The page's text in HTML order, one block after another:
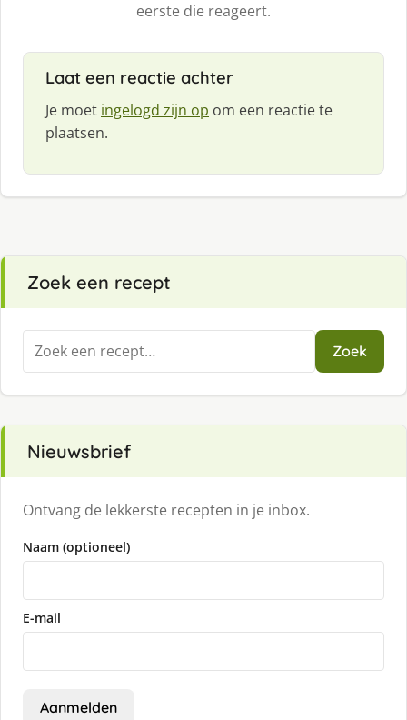
eerste die reageert.
Laat een reactie achter
Je moet ingelogd zijn op om een reactie te
plaatsen.
Zoek een recept
Zoeken
naar:
Zoek
Nieuwsbrief
Ontvang de lekkerste recepten in je inbox.
Naam (optioneel)
E-mail
Aanmelden